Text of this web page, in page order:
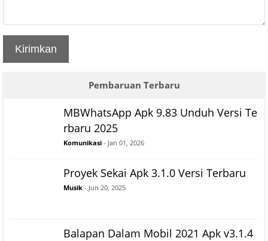
Kirimkan
Pembaruan Terbaru
MBWhatsApp Apk 9.83 Unduh Versi Te
rbaru 2025
Komunikasi - Jan 01, 2026
Proyek Sekai Apk 3.1.0 Versi Terbaru
Musik - Jun 20, 2025
Balapan Dalam Mobil 2021 Apk v3.1.4